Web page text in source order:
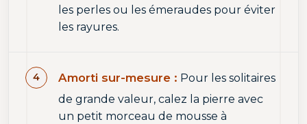
les perles ou les émeraudes pour éviter
les rayures.
Amorti sur-mesure : Pour les solitaires
de grande valeur, calez la pierre avec
un petit morceau de mousse à